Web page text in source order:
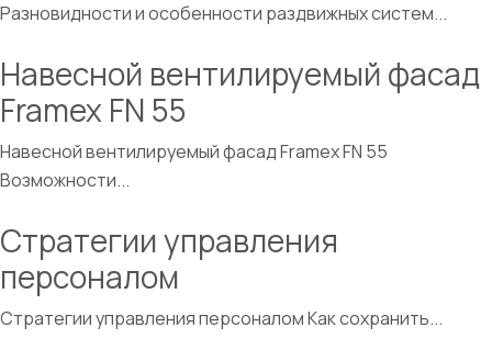
Разновидности и особенности раздвижных систем...
Навесной вентилируемый фасад
Framex FN 55
Навесной вентилируемый фасад Framex FN 55
Возможности...
Стратегии управления
персоналом
Стратегии управления персоналом Как сохранить...